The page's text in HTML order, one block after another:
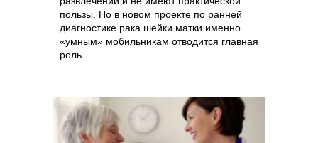
пользы. Но в новом проекте по ранней
диагностике рака шейки матки именно
«умным» мобильникам отводится главная
роль.